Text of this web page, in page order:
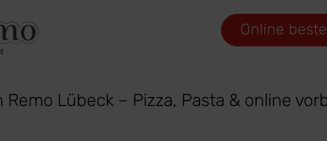
Online
Remo Lübeck – Pizza, Pasta & online